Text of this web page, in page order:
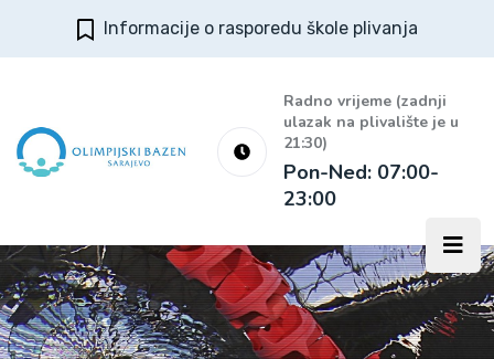
Informacije o rasporedu škole plivanja
Radno vrijeme (zadnji
ulazak na plivalište je u
21:30)
Pon-Ned: 07:00-
23:00